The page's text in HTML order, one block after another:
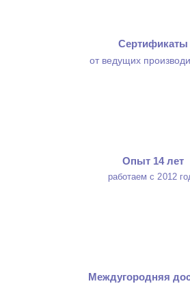
Сертификаты
от ведущих
Опыт 14 лет
работаем с 2012
Междугородняя